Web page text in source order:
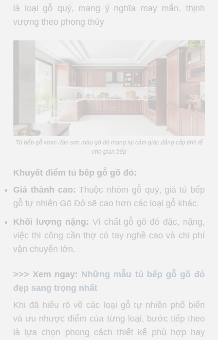
là loại gỗ quý, mang ý nghĩa may mắn, thịnh
vượng theo phong thủy
Tủ bếp gỗ xoan đào sơn màu gõ đỏ mang lại cảm giác đẳng cấp tinh tế
cho gian bếp
Khuyết điểm tủ bếp gỗ gõ đỏ:
Giá thành cao: Thuộc nhóm gỗ quý, giá tủ bếp
gỗ tự nhiên Gõ Đỏ sẽ cao hơn các loại gỗ khác.
Khối lượng nặng: Vì chất gỗ gõ đỏ đặc, nặng,
việc thi công cần thợ có tay nghề cao và chi phí
vận chuyển lớn.
>>> Xem ngay: Những mẫu tủ bếp gỗ gõ đỏ
đẹp sang trọng nhất
Khi đã hiểu rõ về các loại gỗ tự nhiên phổ biến
và ưu nhược điểm của từng loại, bước tiếp theo
là lựa chọn phong cách thiết kế phù hợp hay